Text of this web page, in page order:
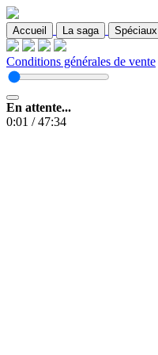
Accueil La saga Spéciaux
Conditions générales de vente
En attente...
0:01 /47:34